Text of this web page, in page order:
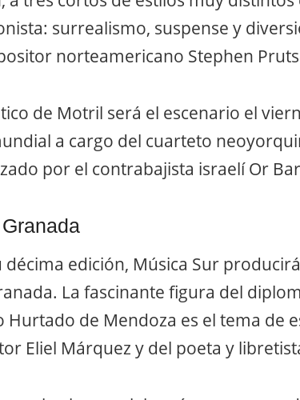
surrealismo, suspense y
norteamericano Stephen
de Motril será el escenario el
a cargo del cuarteto
por el contrabajista israelí Or
décima edición, Música Sur
La fascinante figura del
Hurtado de Mendoza es el tema de
Eliel Márquez y del poeta y